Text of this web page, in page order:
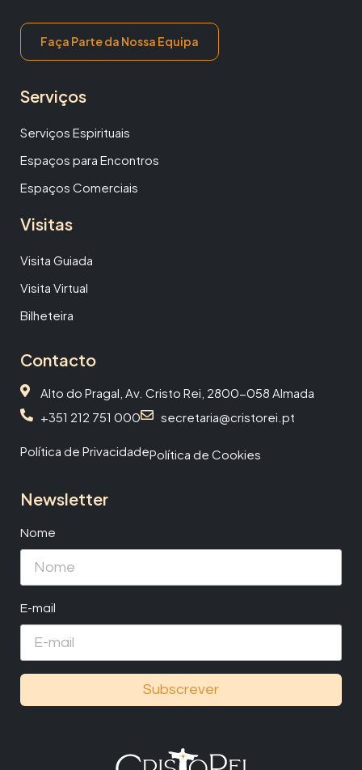
Faça Parte da Nossa Equipa
Serviços
Serviços Espirituais
Espaços para Encontros
Espaços Comerciais
Visitas
Visita Guiada
Visita Virtual
Bilheteira
Contacto
Alto do Pragal, Av. Cristo Rei, 2800-058 Almada
+351 212 751 000
secretaria@cristorei.pt
Política de PrivacidadePolítica de Cookies
Newsletter
Nome
E-mail
Subscrever